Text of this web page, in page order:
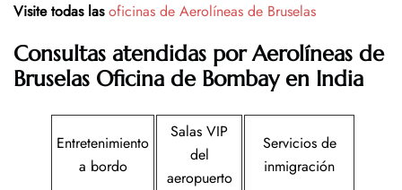
Visite todas las oficinas de Aerolíneas de Bruselas
Consultas atendidas por Aerolíneas de
Bruselas Oficina de Bombay en India
Entretenimiento
a bordo
Salas VIP
del
aeropuerto
Servicios de
inmigración